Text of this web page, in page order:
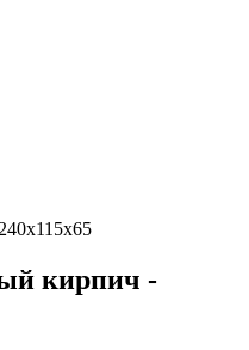
кирпич -